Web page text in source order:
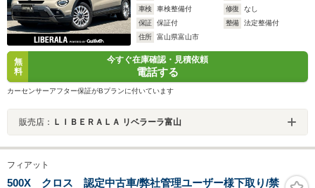
車検
車検整備付 修復
なし
保証
保証付 整備
法定整備付
住所
富山県富山市
無
料
今すぐ在庫確認・見積依頼
電話する
カーセンサーアフター保証がBプランに付いています
販売店： ＬＩＢＥＲＡＬＡ リベラーラ富山
フィアット
500X クロス 認定中古車/弊社管理ユーザー様下取り/禁